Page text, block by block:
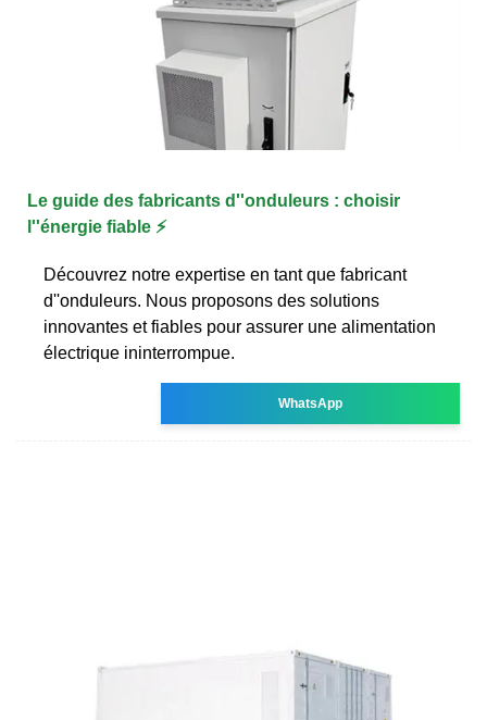
Le guide des fabricants d''onduleurs : choisir
l''énergie fiable ⚡
Découvrez notre expertise en tant que fabricant
d''onduleurs. Nous proposons des solutions
innovantes et fiables pour assurer une alimentation
électrique ininterrompue.
WhatsApp